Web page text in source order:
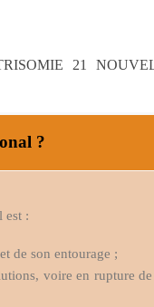
21
?
est :
de son entourage ;
voire en rupture